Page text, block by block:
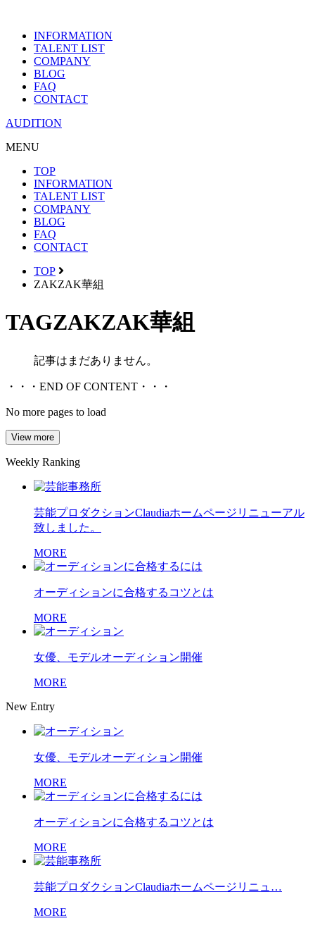
INFORMATION
TALENT LIST
COMPANY
BLOG
FAQ
CONTACT
AUDITION
MENU
TOP
INFORMATION
TALENT LIST
COMPANY
BLOG
FAQ
CONTACT
TOP
ZAKZAK華組
TAGZAKZAK華組
記事はまだありません。
・・・END OF CONTENT・・・
No more pages to load
View more
Weekly Ranking
芸能プロダクションClaudiaホームページリニューアル
致しました。
MORE
オーディションに合格するコツとは
MORE
女優、モデルオーディション開催
MORE
New Entry
女優、モデルオーディション開催
MORE
オーディションに合格するコツとは
MORE
芸能プロダクションClaudiaホームページリニュ…
MORE